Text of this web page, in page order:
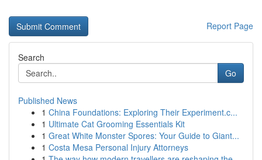
Report Page
Search
Go
Published News
1 China Foundations: Exploring Their Experiment.c...
1 Ultimate Cat Grooming Essentials Kit
1 Great White Monster Spores: Your Guide to Giant...
1 Costa Mesa Personal Injury Attorneys